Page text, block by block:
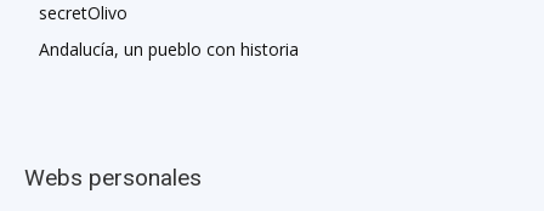
secretOlivo
Andalucía, un pueblo con historia
Webs personales